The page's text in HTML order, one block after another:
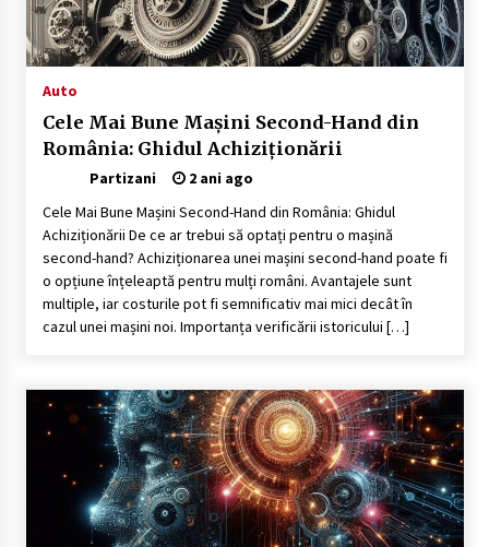
Cotele Dunării: Monitorizare și Prognoze
Hidrologice prin DanubeAlert.com
2 ani ago
Auto
Cele Mai Bune Mașini Second-Hand din
România: Ghidul Achiziționării
Partizani
2 ani ago
Cele Mai Bune Mașini Second-Hand din România: Ghidul
Achiziționării De ce ar trebui să optați pentru o mașină
second-hand? Achiziționarea unei mașini second-hand poate fi
o opțiune înțeleaptă pentru mulți români. Avantajele sunt
multiple, iar costurile pot fi semnificativ mai mici decât în
cazul unei mașini noi. Importanța verificării istoricului […]